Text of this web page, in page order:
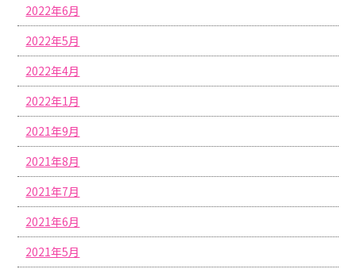
2022年6月
2022年5月
2022年4月
2022年1月
2021年9月
2021年8月
2021年7月
2021年6月
2021年5月